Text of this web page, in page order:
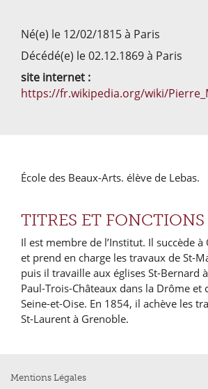
Né(e) le 12/02/1815 à Paris
Décédé(e) le 02.12.1869 à Paris
site internet :
https://fr.wikipedia.org/wiki/
École des Beaux-Arts. élève de Lebas.
TITRES ET FONCTIONS
Il est membre de l’Institut. Il succède
et prend en charge les travaux de St-
puis il travaille aux églises St-Bernard
Paul-Trois-Châteaux dans la Drôme et
Seine-et-Oise. En 1854, il achève les
St-Laurent à Grenoble.
Mentions Légales